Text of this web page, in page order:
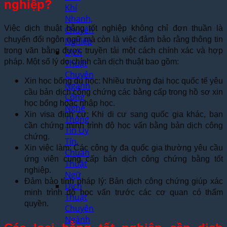
Khí
Nhanh,
Chuyên
Nghiệp
Dịch
Thuật
Chuyên
Ngành
Công
Nghệ
Thông
Tin Uy
Tín,
Chuẩn
Thuật
Ngữ
Dịch
Thuật
Chuyên
Ngành
nghiệp?
Việc dịch thuật bằng tốt nghiệp không chỉ đơn thuần là
chuyển đổi ngôn ngữ mà còn là việc đảm bảo rằng thông tin
trong văn bằng được truyền tải một cách chính xác và hợp
pháp. Một số lý do chính cần dịch thuật bao gồm:
Xin học bổng du học: Nhiều trường đại học quốc tế yêu
cầu bản dịch công chứng các bằng cấp trong hồ sơ xin
học bổng hoặc nhập học.
Xin visa định cư: Khi di cư sang quốc gia khác, bạn
cần chứng minh trình độ học vấn bằng bản dịch công
chứng.
Xin việc làm: Các công ty đa quốc gia thường yêu cầu
ứng viên cung cấp bản dịch công chứng bằng tốt
nghiệp.
Đảm bảo tính pháp lý: Bản dịch công chứng giúp xác
minh trình độ học vấn trước các cơ quan có thẩm
quyền.